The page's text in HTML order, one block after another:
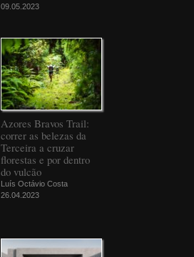
09.05.2023
Azores Bravos Trail:
correr as belezas da
Terceira a cruzar
florestas e por dentro
do vulcão
Luís Octávio Costa
26.04.2023